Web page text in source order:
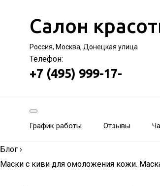
Салон
Россия, Москва, Донецкая улица
Телефон:
+7 (495) 999-17-
График работы Отзывы
Блог ›
Маски с киви для омоложения кожи.